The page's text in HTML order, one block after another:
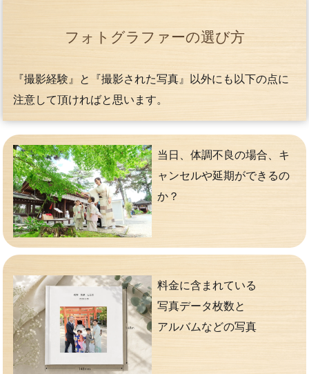
フォトグラファーの選び方
『撮影経験』と『撮影された写真』以外にも以下の点に
注意して頂ければと思います。
当日、体調不良の場合、キ
ャンセルや延期ができるの
か？
料金に含まれている
写真データ枚数と
アルバムなどの写真